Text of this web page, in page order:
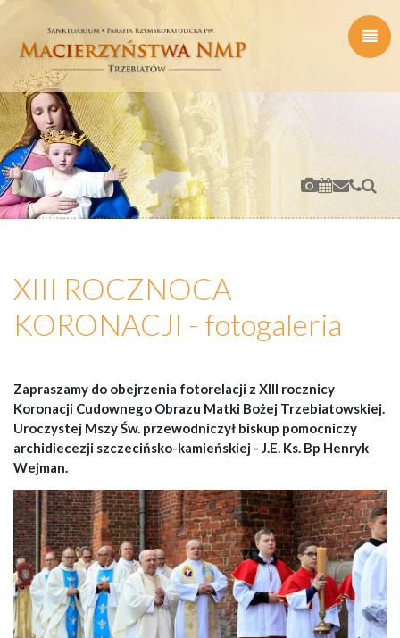
XIII ROCZNOCA
KORONACJI - fotogaleria
Zapraszamy do obejrzenia fotorelacji z XIII rocznicy
Koronacji Cudownego Obrazu Matki Bożej Trzebiatowskiej.
Uroczystej Mszy Św. przewodniczył biskup pomocniczy
archidiecezji szczecińsko-kamieńskiej - J.E. Ks. Bp Henryk
Wejman.